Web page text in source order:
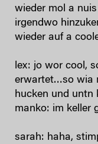
wieder mol a
irgendwo
wieder auf a
lex: jo wor cool,
erwartet…so wia
hucken und untn
manko: im keller
sarah: haha,